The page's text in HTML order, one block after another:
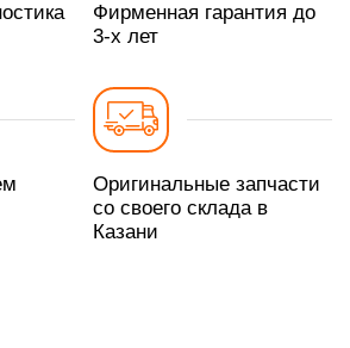
Фирменная гарантия до
3-х лет
Оригинальные запчасти
со своего склада в
Казани